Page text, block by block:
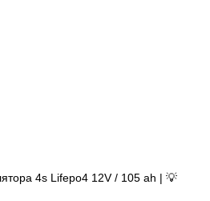
4s Lifepo4 12V / 105 ah | 💡